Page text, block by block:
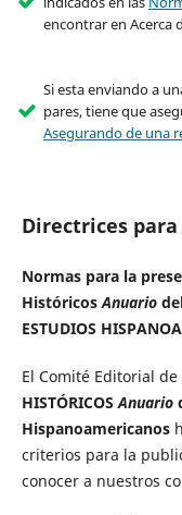
encontrar en Acerca
Si esta enviando a
pares, tiene que
Asegurando de una
Directrices
Normas para la
HistóricosAnuario
ESTUDIOS
El Comité Editorial
HISTÓRICOSAnuario
Hispanoamericanos
criterios para la
conocer a nuestros